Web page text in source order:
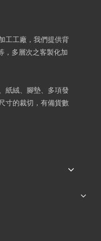
工工廠，我們提供背
，多層次之客製化加
紙絨、腳墊、多項發
寸的裁切，有備貨數